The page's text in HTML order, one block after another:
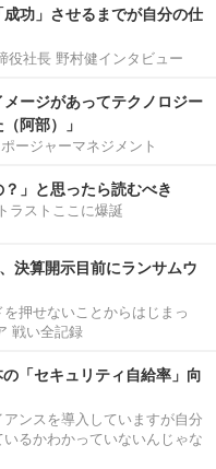
成功」させるまでが自分の仕
役社長 野村健インタビュー
メージがあってテクノロジー
阿部）」
ージャーマネジメント
」と思ったら読むべき
ラストここに爆誕
決算開示目前にランサムウ
押せないことからはじまっ
戦い全記録
「セキュリティ自給率」向
ンスを導入していますが自分
るかわかっていないんじゃな